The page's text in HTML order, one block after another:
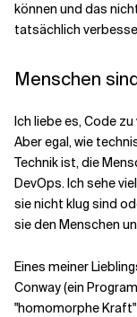
können und das
tatsächlich
Menschen
Ich liebe es, Code
Aber egal, wie
Technik ist, die
DevOps. Ich sehe
sie nicht klug sind
sie den Menschen
Eines meiner
Conway (ein
"homomorphe